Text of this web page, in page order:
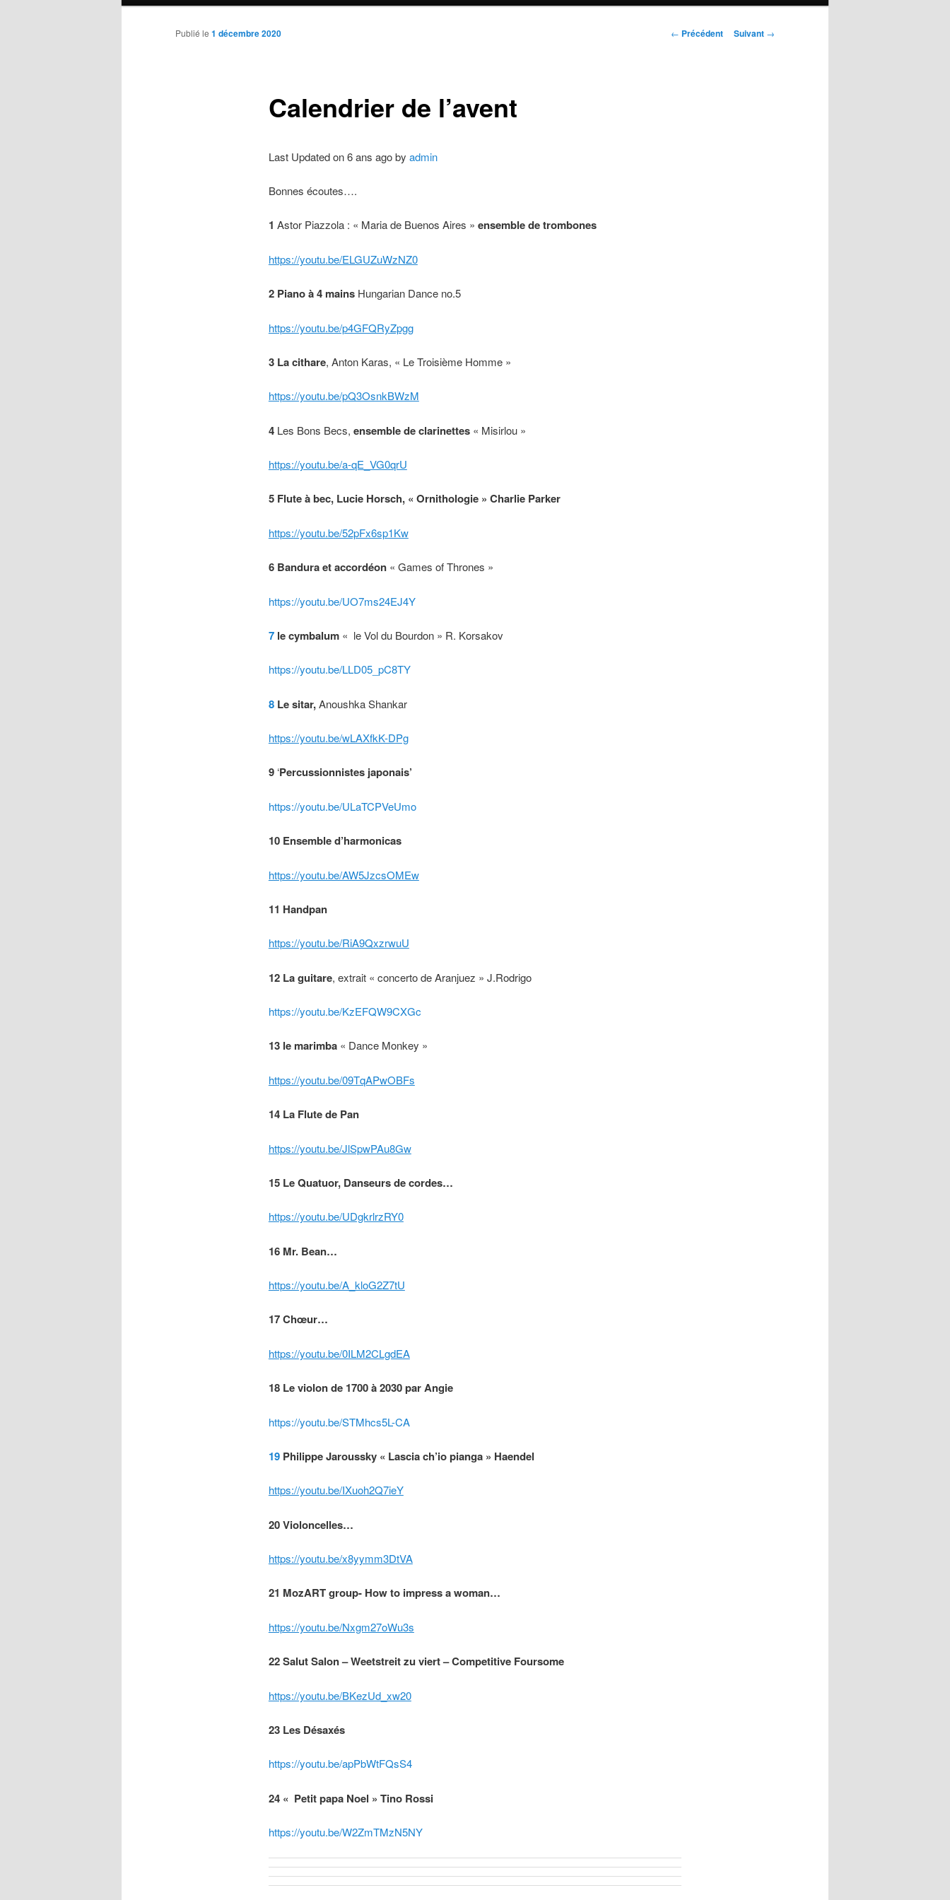
Navigation
← Précédent Suivant →
Calendrier de l’avent
Publié le 1 décembre 2020
Last Updated on 6 ans ago by admin
Bonnes écoutes….
1 Astor Piazzola : « Maria de Buenos Aires » ensemble de trombones
https://youtu.be/ELGUZuWzNZ0
2 Piano à 4 mainsHungarian Dance no.5
https://youtu.be/p4GFQRyZpgg
3 La cithare, Anton Karas, « Le Troisième Homme »
https://youtu.be/pQ3OsnkBWzM
4Les Bons Becs, ensemble de clarinettes« Misirlou »
https://youtu.be/a-qE_VG0qrU
5 Flute à bec, Lucie Horsch, « Ornithologie » Charlie Parker
https://youtu.be/52pFx6sp1Kw
6 Bandura et accordéon« Games of Thrones »
https://youtu.be/UO7ms24EJ4Y
7 le cymbalum« le Vol du Bourdon » R. Korsakov
https://youtu.be/LLD05_pC8TY
8 Le sitar,Anoushka Shankar
https://youtu.be/wLAXfkK-DPg
9‘Percussionnistes japonais’
https://youtu.be/ULaTCPVeUmo
10 Ensemble d’harmonicas
https://youtu.be/AW5JzcsOMEw
11 Handpan
https://youtu.be/RiA9QxzrwuU
12 La guitare, extrait « concerto de Aranjuez » J.Rodrigo
https://youtu.be/KzEFQW9CXGc
13 le marimba« Dance Monkey »
https://youtu.be/09TqAPwOBFs
14 La Flute de Pan
https://youtu.be/JlSpwPAu8Gw
15 Le Quatuor, Danseurs de cordes…
https://youtu.be/UDgkrlrzRY0
16 Mr. Bean…
https://youtu.be/A_kloG2Z7tU
17 Chœur…
https://youtu.be/0ILM2CLgdEA
18 Le violon de 1700 à 2030 par Angie
https://youtu.be/STMhcs5L-CA
19Philippe Jaroussky « Lascia ch’io pianga » Haendel
https://youtu.be/IXuoh2Q7ieY
20 Violoncelles…
https://youtu.be/x8yymm3DtVA
21 MozART group- How to impress a woman…
https://youtu.be/Nxgm27oWu3s
22 Salut Salon – Weetstreit zu viert – Competitive Foursome
https://youtu.be/BKezUd_xw20
23 Les Désaxés
https://youtu.be/apPbWtFQsS4
24 « Petit papa Noel » Tino Rossi
https://youtu.be/W2ZmTMzN5NY